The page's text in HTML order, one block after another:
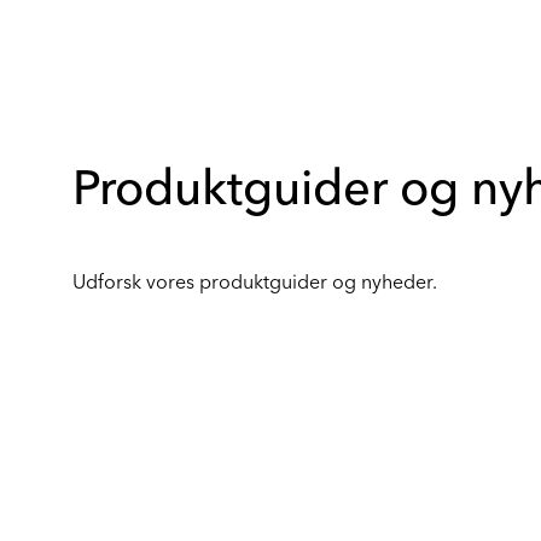
Produktguider og
Udforsk vores produktguider og nyheder.